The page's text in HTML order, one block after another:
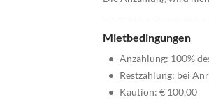
Mietbedingungen
• Anzahlung: 100%
• Restzahlung: bei
• Kaution: € 100,00